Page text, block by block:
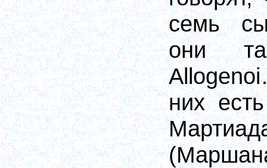
семь
они
Allogenoi
них